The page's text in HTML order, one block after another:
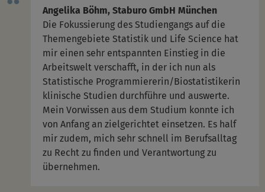
Angelika Böhm, Staburo GmbH München
Die Fokussierung des Studiengangs auf die
Themengebiete Statistik und Life Science hat
mir einen sehr entspannten Einstieg in die
Arbeitswelt verschafft, in der ich nun als
Statistische Programmiererin/Biostatistikerin
klinische Studien durchführe und auswerte.
Mein Vorwissen aus dem Studium konnte ich
von Anfang an zielgerichtet einsetzen. Es half
mir zudem, mich sehr schnell im Berufsalltag
zu Recht zu finden und Verantwortung zu
übernehmen.